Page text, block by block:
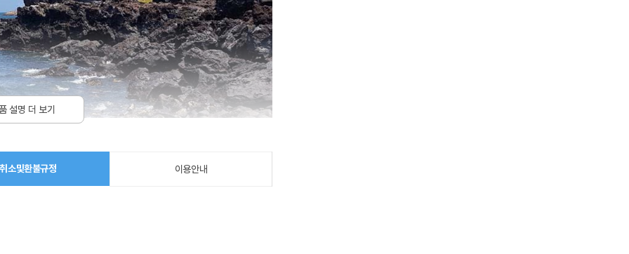
설명 더 보기
취소및환불규정 이용안내